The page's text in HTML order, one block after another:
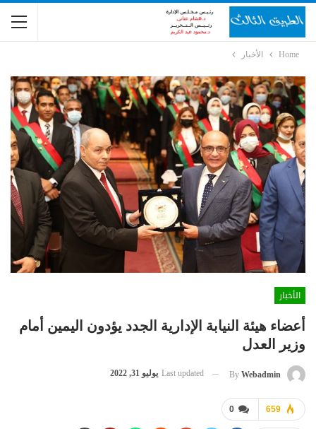
Home الأخبار
الأخبار
أعضاء هيئة النيابة الإدارية الجدد يؤدون اليمين أمام
وزير العدل
By Webadmin
Last updated يوليو 31, 2022
0 659